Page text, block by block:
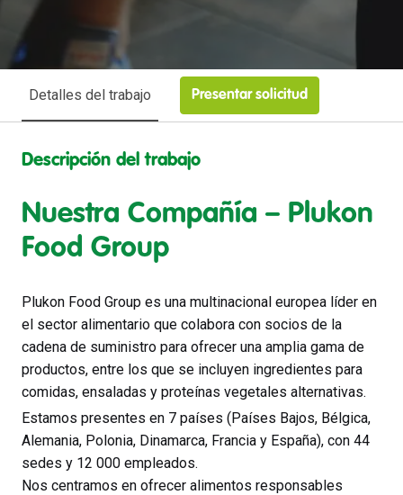
Detalles del trabajo Presentar solicitud
Descripción del trabajo
Nuestra Compañía – Plukon
Food Group
Plukon Food Group es una multinacional europea líder en
el sector alimentario que colabora con socios de la
cadena de suministro para ofrecer una amplia gama de
productos, entre los que se incluyen ingredientes para
comidas, ensaladas y proteínas vegetales alternativas.
Estamos presentes en 7 países (Países Bajos, Bélgica,
Alemania, Polonia, Dinamarca, Francia y España), con 44
sedes y 12 000 empleados.
Nos centramos en ofrecer alimentos responsables